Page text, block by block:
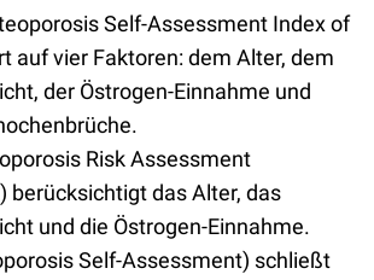
Self-Assessment Index of
auf vier Faktoren: dem Alter, dem
der Östrogen-Einnahme und
Risk Assessment
berücksichtigt das Alter, das
und die Östrogen-Einnahme.
Self-Assessment) schließt